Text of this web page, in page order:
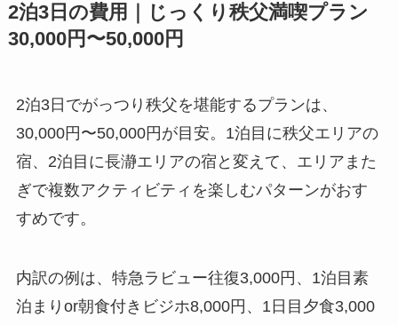
2泊3日の費用｜じっくり秩父満喫プラン
30,000円〜50,000円
2泊3日でがっつり秩父を堪能するプランは、
30,000円〜50,000円が目安。1泊目に秩父エリアの
宿、2泊目に長瀞エリアの宿と変えて、エリアまた
ぎで複数アクティビティを楽しむパターンがおす
すめです。
内訳の例は、特急ラビュー往復3,000円、1泊目素
泊まりor朝食付きビジホ8,000円、1日目夕食3,000